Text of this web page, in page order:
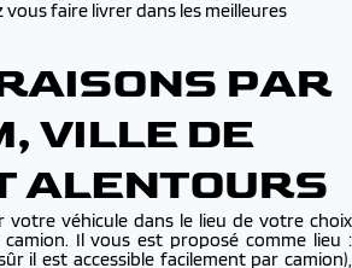
faire livrer dans les meilleures
PAR
VILLE DE
ALENTOURS
votre véhicule dans le lieu de votre choix
Il vous est proposé comme lieu :
il est accessible facilement par camion),